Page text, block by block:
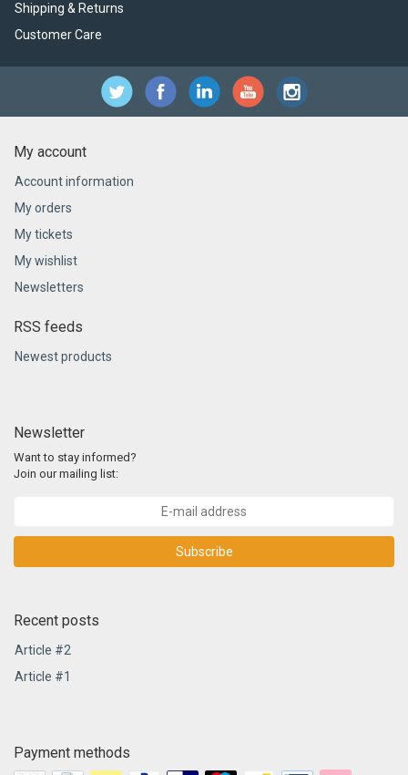
Shipping & Returns
Customer Care
My account
Account information
My orders
My tickets
My wishlist
Newsletters
RSS feeds
Newest products
Newsletter
Want to stay informed?
Join our mailing list:
Subscribe
Recent posts
Article #2
Article #1
Payment methods